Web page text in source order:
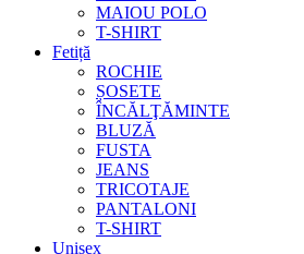
MAIOU POLO
T-SHIRT
Fetiță
ROCHIE
ȘOSETE
ÎNCĂLŢĂMINTE
BLUZĂ
FUSTA
JEANS
TRICOTAJE
PANTALONI
T-SHIRT
Unisex